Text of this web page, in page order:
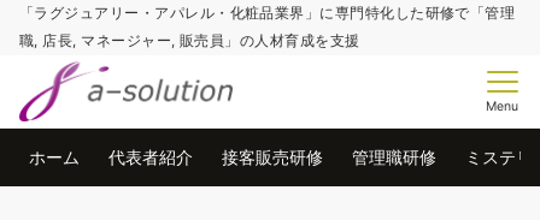
「ラグジュアリー・アパレル・化粧品業界」に専門特化した研修で「管理
職, 店長, マネージャー, 販売員」の人材育成を支援
Menu
ホーム 代表者紹介 接客販売研修 管理職研修 ミステリ